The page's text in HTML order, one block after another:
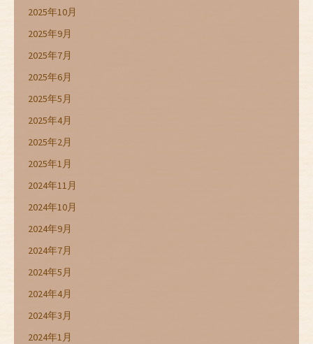
2025年10月
2025年9月
2025年7月
2025年6月
2025年5月
2025年4月
2025年2月
2025年1月
2024年11月
2024年10月
2024年9月
2024年7月
2024年5月
2024年4月
2024年3月
2024年1月